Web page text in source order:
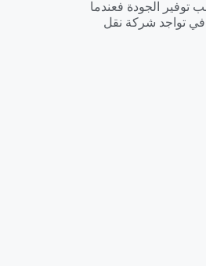
توفير الجودة فعندما
في تواجد شركة نقل